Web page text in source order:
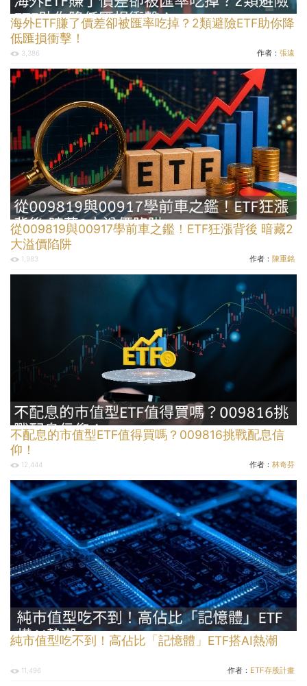
海外ETF賺了價差卻被匯率吃掉？2類避險ETF助你降
低匯損衝擊！
3,386 作者： 張遠
從009819與00917學前車之鑑！ETF狂漲背後 暗藏2
大溢價陷阱
1,983 作者： 陳重銘
不配息的市值型ETF值得買嗎？009816挑戰配息信
仰！
12,444 作者： 林奇芬
純市值型吃不到！高佔比「記憶體」ETF搭AI熱潮
11,496 作者： ETF存股計畫